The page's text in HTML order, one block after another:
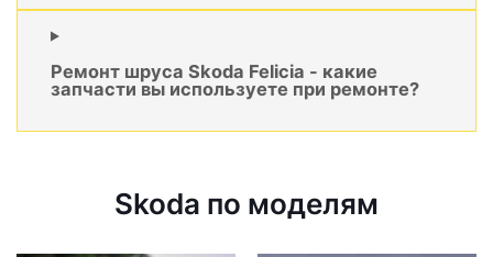
Ремонт шруса Skoda Felicia - какие
запчасти вы используете при ремонте?
Skoda по моделям